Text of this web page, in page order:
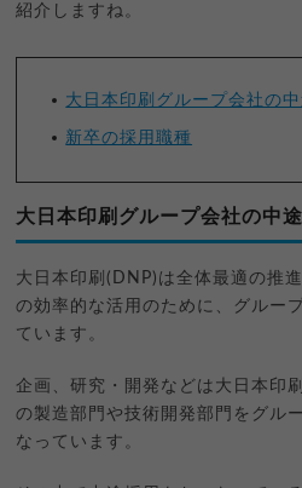
紹介しますね。
大日本印刷グループ会社の
新卒の採用職種
大日本印刷グループ会社の中
大日本印刷(DNP)は全体最適の推
の効率的な活用のために、グルー
ています。
企画、研究・開発などは大日本印
の製造部門や技術開発部門をグル
なっています。